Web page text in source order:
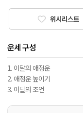
위시리스트
운세 구성
1. 이달의 애정운
2. 애정운 높이기
3. 이달의 조언